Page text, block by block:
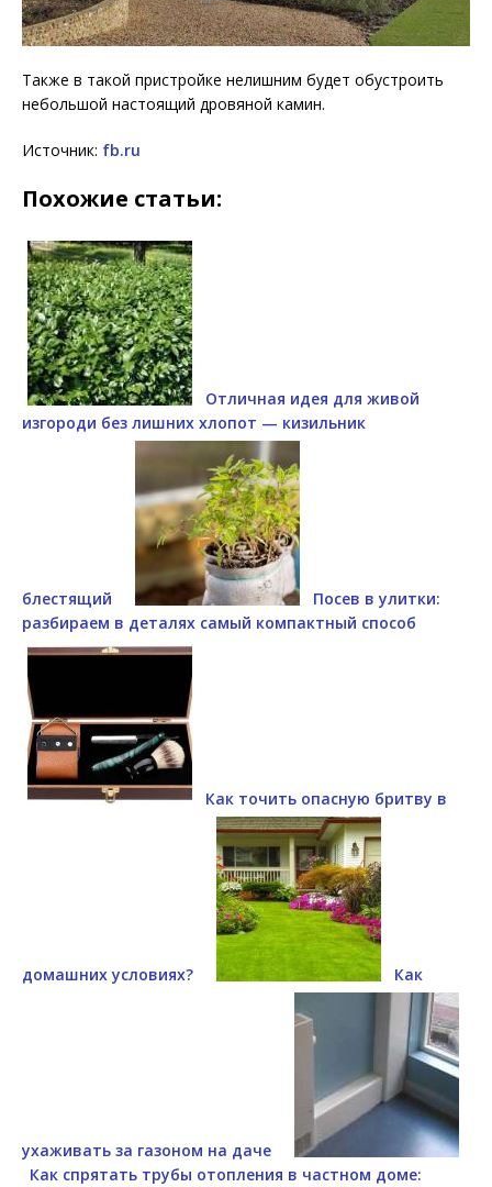
Также в такой пристройке нелишним будет обустроить
небольшой настоящий дровяной камин.
Источник: fb.ru
Похожие статьи:
Отличная идея для живой
изгороди без лишних хлопот — кизильник
блестящий
Посев в улитки:
разбираем в деталях самый компактный способ
Как точить опасную бритву в
домашних условиях? Как
ухаживать за газоном на даче
Как спрятать трубы отопления в частном доме: